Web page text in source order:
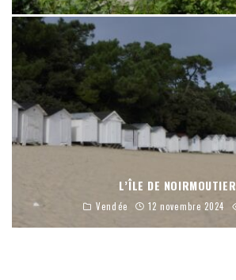
L’ÎLE DE NOIRMOUTIER
Vendée 12 novembre 2024